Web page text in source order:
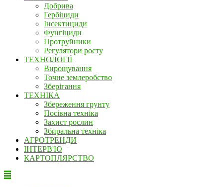
Добрива
Гербіциди
Інсектициди
Фунгіциди
Протруйники
Регулятори росту
ТЕХНОЛОГІЇ
Вирощування
Точне землеробство
Зберігання
ТЕХНІКА
Збереження грунту
Посівна техніка
Захист рослин
Збиральна техніка
АГРОТРЕНДИ
ІНТЕРВ'Ю
КАРТОПЛЯРСТВО